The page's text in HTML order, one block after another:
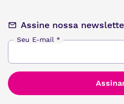
Assine nossa
Seu E-mail *